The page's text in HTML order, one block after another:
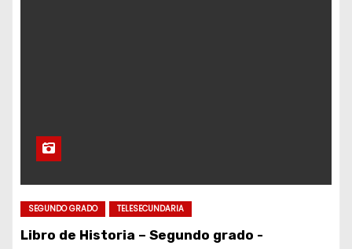
SEGUNDO GRADO TELESECUNDARIA
Libro de Historia – Segundo grado -